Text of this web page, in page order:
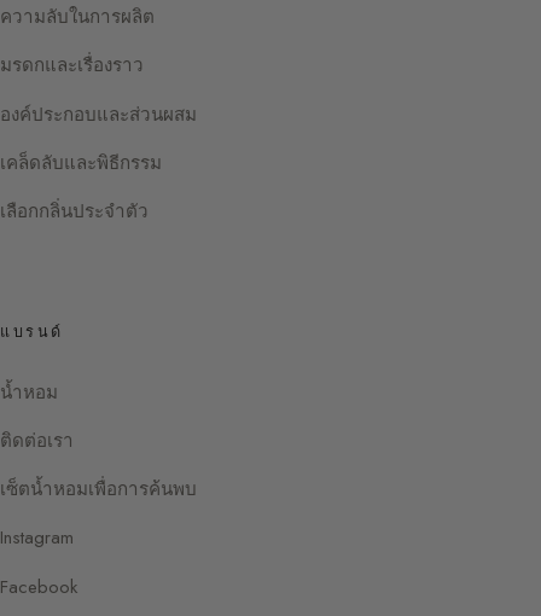
ความลับในการผลิต
มรดกและเรื่องราว
องค์ประกอบและส่วนผสม
เคล็ดลับและพิธีกรรม
เลือกกลิ่นประจำตัว
แบรนด์
น้ำหอม
ติดต่อเรา
เซ็ตน้ำหอมเพื่อการค้นพบ
Instagram
Facebook